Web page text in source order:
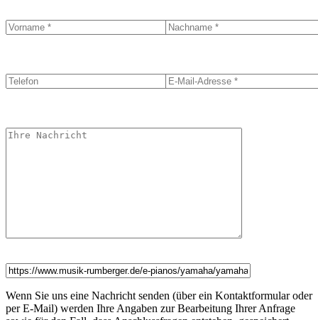
Wenn Sie uns eine Nachricht senden (über ein Kontaktformular oder
per E-Mail) werden Ihre Angaben zur Bearbeitung Ihrer Anfrage